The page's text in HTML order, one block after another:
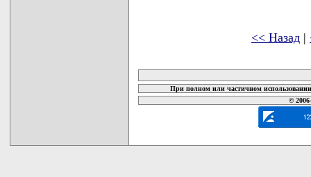
<< Назад |
При полном или частичном
©